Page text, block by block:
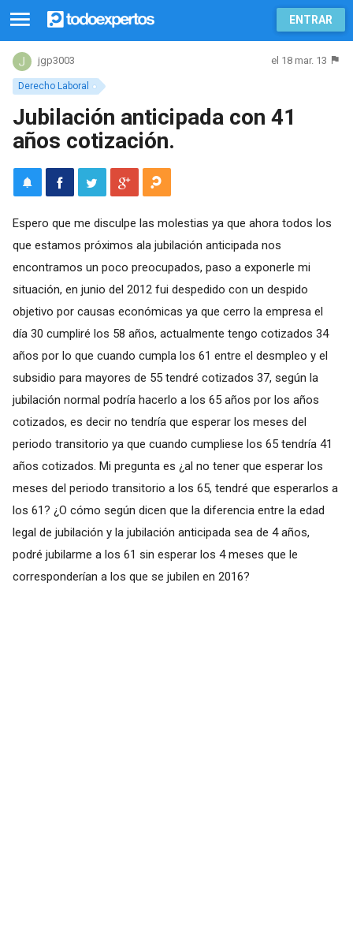
ENTRAR
Derecho Laboral
jgp3003 el 18 mar. 13
Jubilación anticipada con 41
años cotización.
Espero que me disculpe las molestias ya que ahora todos los
que estamos próximos ala jubilación anticipada nos
encontramos un poco preocupados, paso a exponerle mi
situación, en junio del 2012 fui despedido con un despido
objetivo por causas económicas ya que cerro la empresa el
día 30 cumpliré los 58 años, actualmente tengo cotizados 34
años por lo que cuando cumpla los 61 entre el desmpleo y el
subsidio para mayores de 55 tendré cotizados 37, según la
jubilación normal podría hacerlo a los 65 años por los años
cotizados, es decir no tendría que esperar los meses del
periodo transitorio ya que cuando cumpliese los 65 tendría 41
años cotizados. Mi pregunta es ¿al no tener que esperar los
meses del periodo transitorio a los 65, tendré que esperarlos a
los 61? ¿O cómo según dicen que la diferencia entre la edad
legal de jubilación y la jubilación anticipada sea de 4 años,
podré jubilarme a los 61 sin esperar los 4 meses que le
corresponderían a los que se jubilen en 2016?